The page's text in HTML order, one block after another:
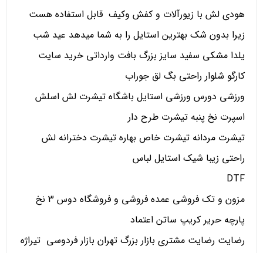
هودی لش با زیورآلات و کفش وکیف قابل استفاده هست
زیرا بدون شک بهترین استایل را به شما میدهد عید شب
یلدا مشکی سفید سایز بزرگ بافت وارداتی خرید سایت
کارگو شلوار راحتی بگ لق جوراب
ورزشی دورس ورزشی استایل باشگاه تیشرت لش اسلش
اسپرت نخ پنبه تیشرت طرح دار
تیشرت مردانه تیشرت خاص بهاره تیشرت دخترانه لش
راحتی زیبا شیک استایل لباس
DTF
مزون و تک فروشی عمده فروشی و فروشگاه دوس 3 نخ
پارچه حریر کریپ ساتن اعتماد
رضایت رضایت مشتری بازار بزرگ تهران بازار فردوسی تیراژه